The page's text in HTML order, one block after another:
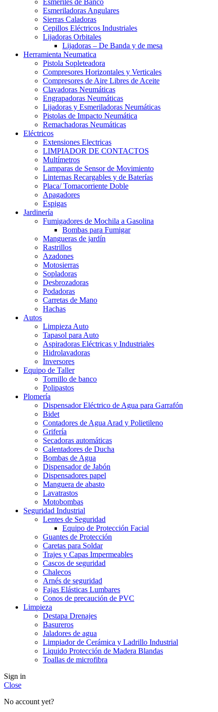
Esmeriles de Banco
Esmeriladoras Angulares
Sierras Caladoras
Cepillos Eléctricos Industriales
Lijadoras Orbitales
Lijadoras – De Banda y de mesa
Herramienta Neumatica
Pistola Sopleteadora
Compresores Horizontales y Verticales
Compresores de Aire Libres de Aceite
Clavadoras Neumáticas
Engrapadoras Neumáticas
Lijadoras y Esmeriladoras Neumáticas
Pistolas de Impacto Neumática
Remachadoras Neumáticas
Eléctricos
Extensiones Electricas
LIMPIADOR DE CONTACTOS
Multímetros
Lamparas de Sensor de Movimiento
Linternas Recargables y de Baterías
Placa/ Tomacorriente Doble
Apagadores
Espigas
Jardinería
Fumigadores de Mochila a Gasolina
Bombas para Fumigar
Mangueras de jardín
Rastrillos
Azadones
Motosierras
Sopladoras
Desbrozadoras
Podadoras
Carretas de Mano
Hachas
Autos
Limpieza Auto
Tapasol para Auto
Aspiradoras Eléctricas y Industriales
Hidrolavadoras
Inversores
Equipo de Taller
Tornillo de banco
Polipastos
Plomería
Dispensador Eléctrico de Agua para Garrafón
Bidet
Contadores de Agua Arad y Polietileno
Grifería
Secadoras automáticas
Calentadores de Ducha
Bombas de Agua
Dispensador de Jabón
Dispensadores papel
Manguera de abasto
Lavatrastos
Motobombas
Seguridad Industrial
Lentes de Seguridad
Equipo de Protección Facial
Guantes de Protección
Caretas para Soldar
Trajes y Capas Impermeables
Cascos de seguridad
Chalecos
Arnés de seguridad
Fajas Elásticas Lumbares
Conos de precaución de PVC
Limpieza
Destapa Drenajes
Basureros
Jaladores de agua
Limpiador de Cerámica y Ladrillo Industrial
Liquido Protección de Madera Blandas
Toallas de microfibra
Sign in
Close
No account yet?